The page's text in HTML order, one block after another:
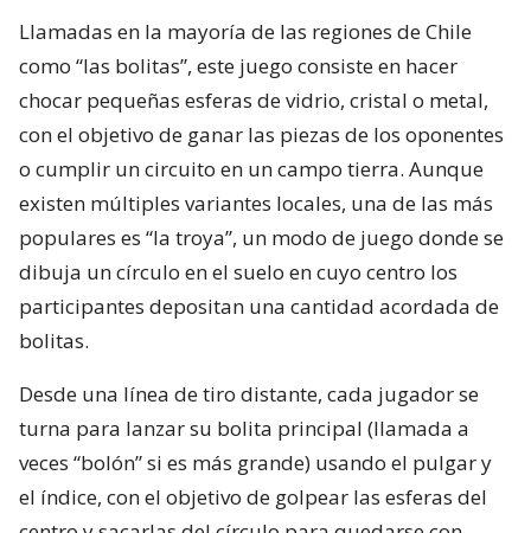
Llamadas en la mayoría de las regiones de Chile
como “las bolitas”, este juego consiste en hacer
chocar pequeñas esferas de vidrio, cristal o metal,
con el objetivo de ganar las piezas de los oponentes
o cumplir un circuito en un campo tierra. Aunque
existen múltiples variantes locales, una de las más
populares es “la troya”, un modo de juego donde se
dibuja un círculo en el suelo en cuyo centro los
participantes depositan una cantidad acordada de
bolitas.
Desde una línea de tiro distante, cada jugador se
turna para lanzar su bolita principal (llamada a
veces “bolón” si es más grande) usando el pulgar y
el índice, con el objetivo de golpear las esferas del